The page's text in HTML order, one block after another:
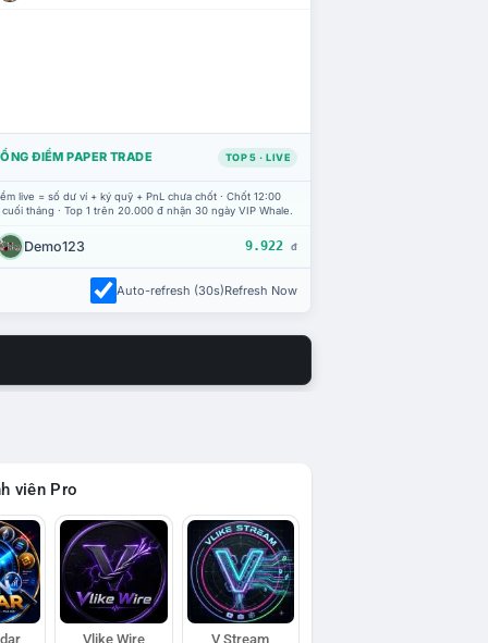
ĐIỂM PAPER TRADE TOP 5 · LIVE
live = số dư ví + ký quỹ + PnL chưa chốt · Chốt 12:00
tháng · Top 1 trên 20.000 đ nhận 30 ngày VIP Whale.
Demo123 9.922 đ
Auto-refresh (30s)Refresh Now
viên Pro
Vlike Wire V Stream